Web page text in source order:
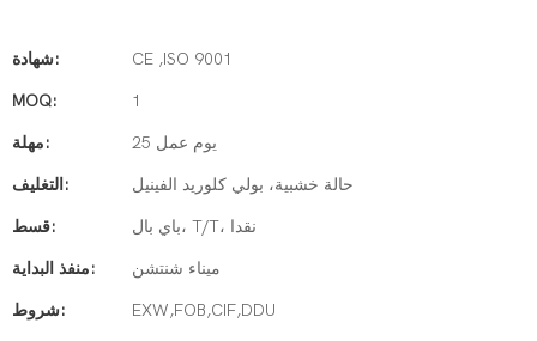
شهادة: CE ,ISO 9001
MOQ: 1
مهلة: 25 يوم عمل
التغليف: حالة خشبية، بولي كلوريد الفينيل
قسط: باي بال، T/T، نقدا
منفذ البداية: ميناء شنتشن
شروط: EXW,FOB,CIF,DDU